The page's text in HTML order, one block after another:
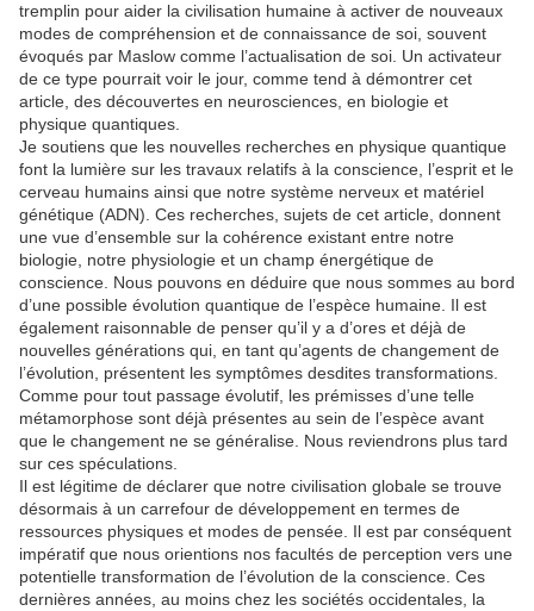
tremplin pour aider la civilisation humaine à activer de nouveaux
modes de compréhension et de connaissance de soi, souvent
évoqués par Maslow comme l’actualisation de soi. Un activateur
de ce type pourrait voir le jour, comme tend à démontrer cet
article, des découvertes en neurosciences, en biologie et
physique quantiques.
Je soutiens que les nouvelles recherches en physique quantique
font la lumière sur les travaux relatifs à la conscience, l’esprit et le
cerveau humains ainsi que notre système nerveux et matériel
génétique (ADN). Ces recherches, sujets de cet article, donnent
une vue d’ensemble sur la cohérence existant entre notre
biologie, notre physiologie et un champ énergétique de
conscience. Nous pouvons en déduire que nous sommes au bord
d’une possible évolution quantique de l’espèce humaine. Il est
également raisonnable de penser qu’il y a d’ores et déjà de
nouvelles générations qui, en tant qu’agents de changement de
l’évolution, présentent les symptômes desdites transformations.
Comme pour tout passage évolutif, les prémisses d’une telle
métamorphose sont déjà présentes au sein de l’espèce avant
que le changement ne se généralise. Nous reviendrons plus tard
sur ces spéculations.
Il est légitime de déclarer que notre civilisation globale se trouve
désormais à un carrefour de développement en termes de
ressources physiques et modes de pensée. Il est par conséquent
impératif que nous orientions nos facultés de perception vers une
potentielle transformation de l’évolution de la conscience. Ces
dernières années, au moins chez les sociétés occidentales, la